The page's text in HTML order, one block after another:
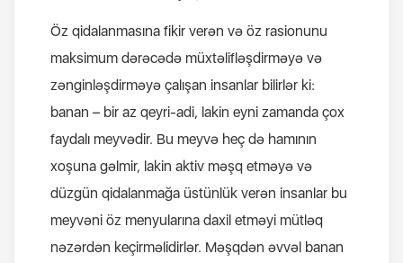
Öz qidalanmasına fikir verən və öz rasionunu
maksimum dərəcədə müxtəlifləşdirməyə və
zənginləşdirməyə çalışan insanlar bilirlər ki:
banan – bir az qeyri-adi, lakin eyni zamanda çox
faydalı meyvədir. Bu meyvə heç də hamının
xoşuna gəlmir, lakin aktiv məşq etməyə və
düzgün qidalanmağa üstünlük verən insanlar bu
meyvəni öz menyularına daxil etməyi mütləq
nəzərdən keçirməlidirlər. Məşqdən əvvəl banan